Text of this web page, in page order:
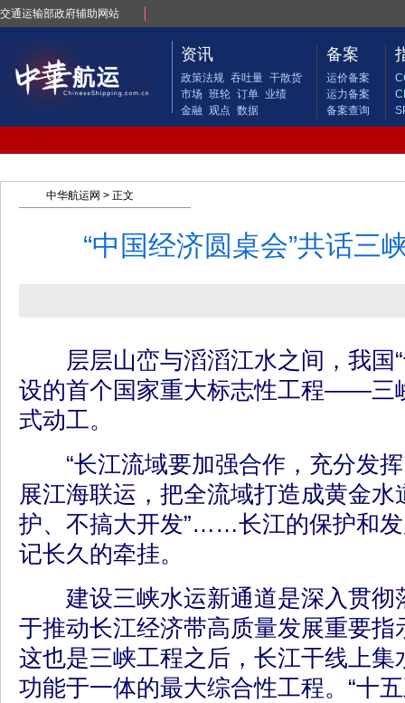
交通运输部政府辅助网站
资讯
政策法规 吞吐量 干散货
市场 班轮 订单 业绩
金融 观点 数据
备案
运价备案
运力备案
备案查询
中华航运网 > 正文
“中国经济圆桌会”共话三
层层山峦与滔滔江水之间，我国“
设的首个国家重大标志性工程——三
式动工。
“长江流域要加强合作，充分发挥
展江海联运，把全流域打造成黄金水
护、不搞大开发”……长江的保护和
记长久的牵挂。
建设三峡水运新通道是深入贯彻
于推动长江经济带高质量发展重要指
这也是三峡工程之后，长江干线上集
功能于一体的最大综合性工程。“十